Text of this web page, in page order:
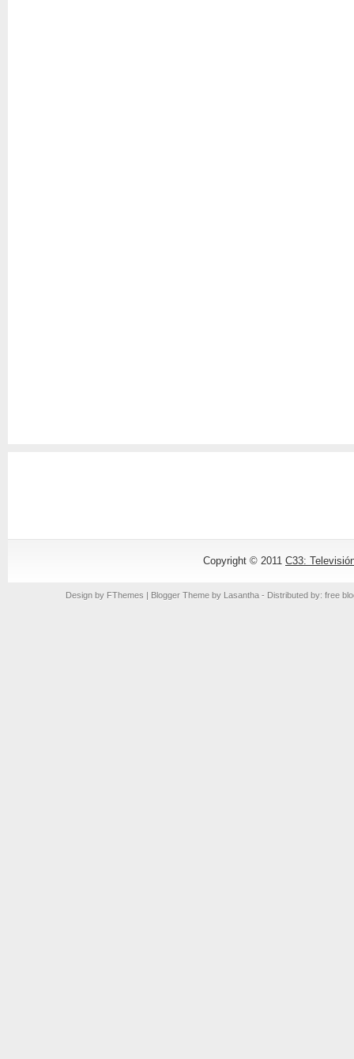
Copyright © 2011 C33:
Design by FThemes | Blogger Theme by Lasantha - Distributed by: free